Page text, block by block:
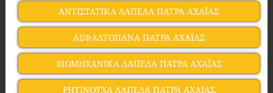
ΑΝΤΙΣΤΑΤΙΚΑ ΔΑΠΕΔΑ ΠΑΤΡΑ ΑΧΑΪΑΣ
ΑΣΦΑΛΤΟΠΑΝΑ ΠΑΤΡΑ ΑΧΑΪΑΣ
ΒΙΟΜΗΧΑΝΙΚΑ ΔΑΠΕΔΑ ΠΑΤΡΑ ΑΧΑΪΑΣ
ΡΗΤΙΝΟΥΧΑ ΔΑΠΕΔΑ ΠΑΤΡΑ ΑΧΑΪΑΣ